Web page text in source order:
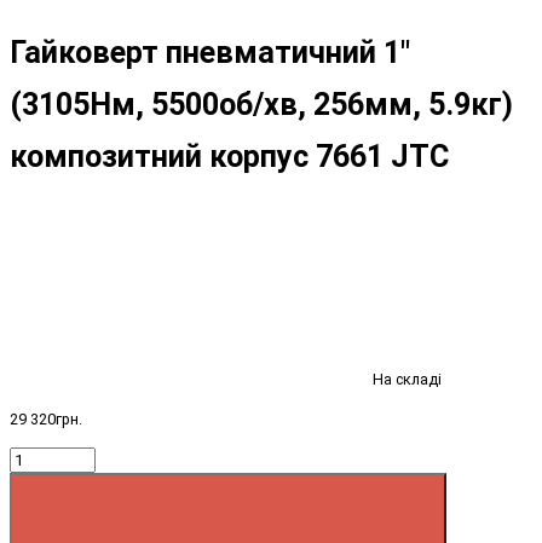
Гайковерт пневматичний 1"
(3105Нм, 5500об/хв, 256мм, 5.9кг)
композитний корпус 7661 JTC
На складі
29 320грн.